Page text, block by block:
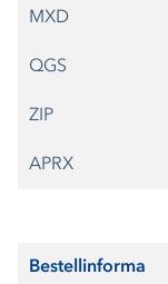
MXD
QGS
ZIP
APRX
Bestellinforma